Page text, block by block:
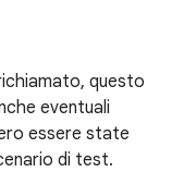
questo
eventuali
essere state
di test.